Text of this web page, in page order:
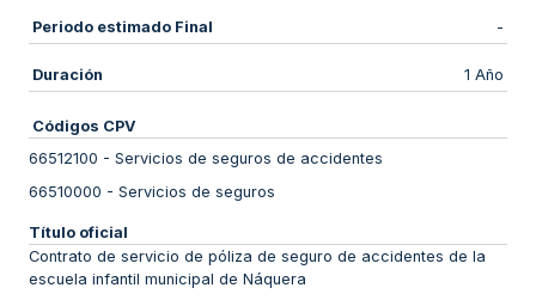
Periodo estimado Final -
Duración 1 Año
Códigos CPV
66512100 - Servicios de seguros de accidentes
66510000 - Servicios de seguros
Título oficial
Contrato de servicio de póliza de seguro de accidentes de la
escuela infantil municipal de Náquera